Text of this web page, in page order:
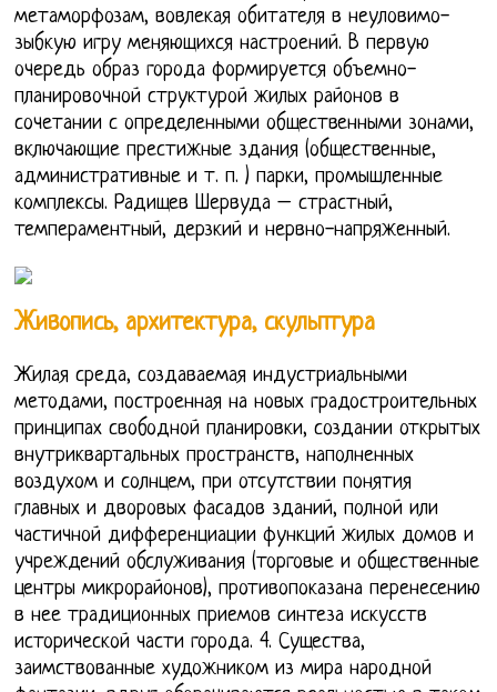
метаморфозам, вовлекая обитателя в неуловимо-
зыбкую игру меняющихся настроений. В первую
очередь образ города формируется объемно-
планировочной структурой жилых районов в
сочетании с определенными общественными зонами,
включающие престижные здания (общественные,
административные и т. п. ) парки, промышленные
комплексы. Радищев Шервуда – страстный,
темпераментный, дерзкий и нервно-напряженный.
Живопись, архитектура, скульптура
Жилая среда, создаваемая индустриальными
методами, построенная на новых градостроительных
принципах свободной планировки, создании открытых
внутриквартальных пространств, наполненных
воздухом и солнцем, при отсутствии понятия
главных и дворовых фасадов зданий, полной или
частичной дифференциации функций жилых домов и
учреждений обслуживания (торговые и общественные
центры микрорайонов), противопоказана перенесению
в нее традиционных приемов синтеза искусств
исторической части города. 4. Существа,
заимствованные художником из мира народной